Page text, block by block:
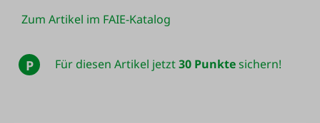
Zum Artikel im FAIE-Katalog
P Für diesen Artikel jetzt30 Punktesichern!